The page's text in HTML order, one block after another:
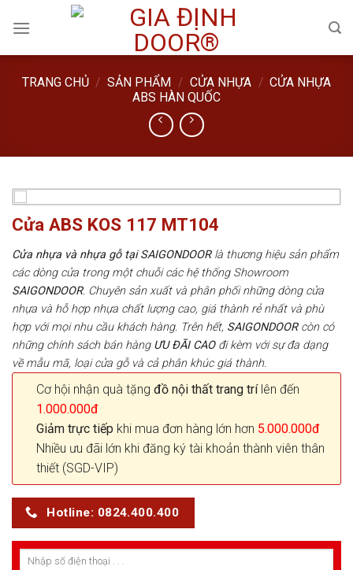
TRANG CHỦ / SẢN PHẨM / CỬA NHỰA / CỬA NHỰA
ABS HÀN QUỐC
Cửa ABS KOS 117 MT104
Cửa nhựa và nhựa gỗ tại SAIGONDOORlà thương hiệu sản phẩm
các dòng cửa trong một chuỗi các hệ thống Showroom
SAIGONDOOR. Chuyên sản xuất và phân phối những dòng cửa
nhựa và hỗ hợp nhựa chất lượng cao, giá thành rẻ nhất và phù
hợp với mọi nhu cầu khách hàng. Trên hết, SAIGONDOORcòn có
những chính sách bán hàng ƯU ĐÃI CAO đi kèm với sự đa dạng
về mẫu mã, loại cửa gỗ và cả phân khúc giá thành.
Cơ hội nhận quà tặng đồ nội thất trang trílên đến
1.000.000đ
Giảm trực tiếp khi mua đơn hàng lớn hơn 5.000.000đ
Nhiều ưu đãi lớn khi đăng ký tài khoản thành viên thân
thiết (SGD-VIP)
Hotline: 0824.400.400